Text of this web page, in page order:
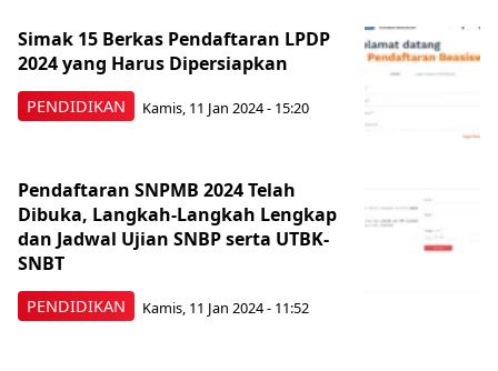
PENDIDIKAN
Simak 15 Berkas Pendaftaran LPDP
2024 yang Harus Dipersiapkan
Kamis, 11 Jan 2024 - 15:20
PENDIDIKAN
Pendaftaran SNPMB 2024 Telah
Dibuka, Langkah-Langkah Lengkap
dan Jadwal Ujian SNBP serta UTBK-
SNBT
Kamis, 11 Jan 2024 - 11:52